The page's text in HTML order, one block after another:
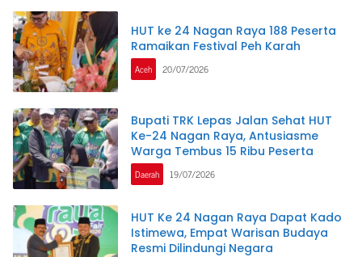
HUT ke 24 Nagan Raya 188 Peserta
Ramaikan Festival Peh Karah
Aceh 20/07/2026
Bupati TRK Lepas Jalan Sehat HUT
Ke-24 Nagan Raya, Antusiasme
Warga Tembus 15 Ribu Peserta
Daerah 19/07/2026
HUT Ke 24 Nagan Raya Dapat Kado
Istimewa, Empat Warisan Budaya
Resmi Dilindungi Negara